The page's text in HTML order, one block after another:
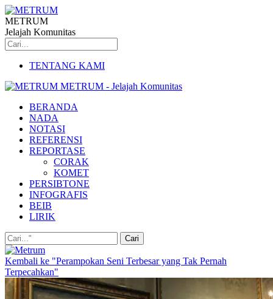
METRUM
Jelajah Komunitas
TENTANG KAMI
METRUM - Jelajah Komunitas
BERANDA
NADA
NOTASI
REFERENSI
REPORTASE
CORAK
KOMET
PERSIBTONE
INFOGRAFIS
BEIB
LIRIK
Kembali ke "Perampokan Seni Terbesar yang Tak Pernah
Terpecahkan"